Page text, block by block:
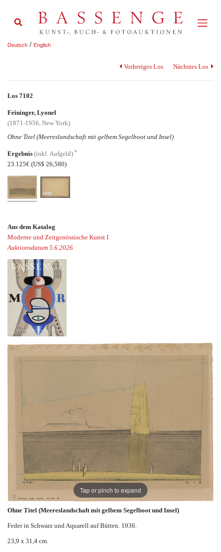
Deutsch / English
Vorheriges Los Nächstes Los
Los 7102
Feininger, Lyonel
(1871-1956, New York)
Ohne Titel (Meereslandschaft mit gelbem Segelboot und Insel)
Ergebnis (inkl. Aufgeld) *
23.125€ (US$ 26,580)
Aus dem Katalog
Moderne und Zeitgenössische Kunst I
Auktionsdatum 5.6.2026
Tap or pinch to expand
Ohne Titel (Meereslandschaft mit gelbem Segelboot und Insel)
Feder in Schwarz und Aquarell auf Bütten. 1936.
23,9 x 31,4 cm.